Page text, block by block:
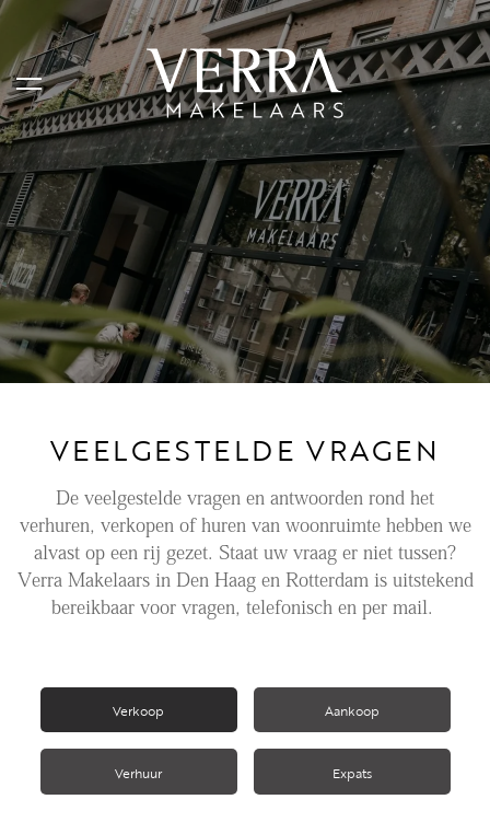
VEELGESTELDE VRAGEN
De veelgestelde vragen en antwoorden rond het
verhuren, verkopen of huren van woonruimte hebben we
alvast op een rij gezet. Staat uw vraag er niet tussen?
Verra Makelaars in Den Haag en Rotterdam is uitstekend
bereikbaar voor vragen, telefonisch en per mail.
Verkoop Aankoop
Verhuur Expats
AANBOD
Te koop
Te huur
Shortstay
DIENSTEN
Aanhuur
Aankoop
Beheer
Verkoop
Nieuwbouw
NIEUWS